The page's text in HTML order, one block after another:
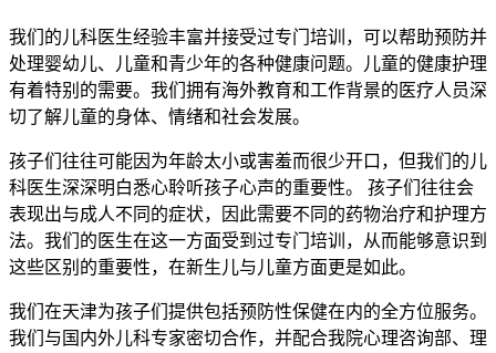
我们的儿科医生经验丰富并接受过专门培训，可以帮助预防并
处理婴幼儿、儿童和青少年的各种健康问题。儿童的健康护理
有着特别的需要。我们拥有海外教育和工作背景的医疗人员深
切了解儿童的身体、情绪和社会发展。
孩子们往往可能因为年龄太小或害羞而很少开口，但我们的儿
科医生深深明白悉心聆听孩子心声的重要性。 孩子们往往会
表现出与成人不同的症状，因此需要不同的药物治疗和护理方
法。我们的医生在这一方面受到过专门培训，从而能够意识到
这些区别的重要性，在新生儿与儿童方面更是如此。
我们在天津为孩子们提供包括预防性保健在内的全方位服务。
我们与国内外儿科专家密切合作，并配合我院心理咨询部、理